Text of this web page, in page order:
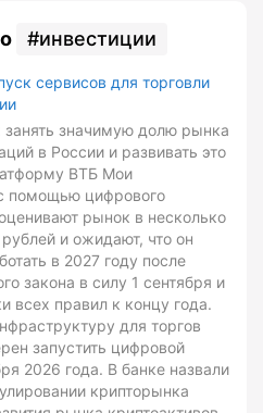
инвестиции
сервисов для торговли
значимую долю рынка
в России и развивать это
ВТБ Мои
помощью цифрового
рынок в несколько
и ожидают, что он
в 2027 году после
закона в силу 1 сентября и
всех правил к концу года.
для торгов
запустить цифровой
2026 года. В банке назвали
крипторынка